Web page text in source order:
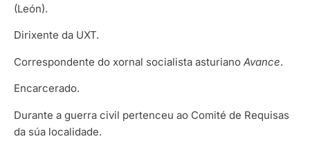
(León).
Dirixente da UXT.
Correspondente do xornal socialista asturiano Avance.
Encarcerado.
Durante a guerra civil pertenceu ao Comité de Requisas
da súa localidade.